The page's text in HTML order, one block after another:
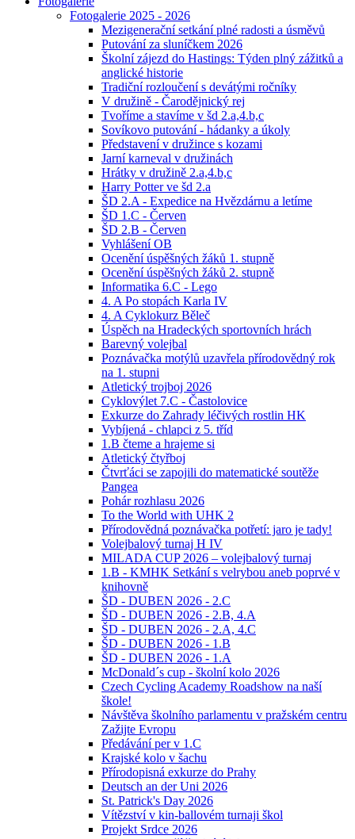
Fotogalerie 2025 - 2026
Mezigenerační setkání plné radosti a úsměvů
Putování za sluníčkem 2026
Školní zájezd do Hastings: Týden plný zážitků a
anglické historie
Tradiční rozloučení s devátými ročníky
V družině - Čarodějnický rej
Tvoříme a stavíme v šd 2.a,4.b,c
Sovíkovo putování - hádanky a úkoly
Představení v družince s kozami
Jarní karneval v družinách
Hrátky v družině 2.a,4.b,c
Harry Potter ve šd 2.a
ŠD 2.A - Expedice na Hvězdárnu a letíme
ŠD 1.C - Červen
ŠD 2.B - Červen
Vyhlášení OB
Ocenění úspěšných žáků 1. stupně
Ocenění úspěšných žáků 2. stupně
Informatika 6.C - Lego
4. A Po stopách Karla IV
4. A Cyklokurz Běleč
Úspěch na Hradeckých sportovních hrách
Barevný volejbal
Poznávačka motýlů uzavřela přírodovědný rok
na 1. stupni
Atletický trojboj 2026
Cyklovýlet 7.C - Častolovice
Exkurze do Zahrady léčivých rostlin HK
Vybíjená - chlapci z 5. tříd
1.B čteme a hrajeme si
Atletický čtyřboj
Čtvrťáci se zapojili do matematické soutěže
Pangea
Pohár rozhlasu 2026
To the World with UHK 2
Přírodovědná poznávačka potřetí: jaro je tady!
Volejbalový turnaj H IV
MILADA CUP 2026 – volejbalový turnaj
1.B - KMHK Setkání s velrybou aneb poprvé v
knihovně
ŠD - DUBEN 2026 - 2.C
ŠD - DUBEN 2026 - 2.B, 4.A
ŠD - DUBEN 2026 - 2.A, 4.C
ŠD - DUBEN 2026 - 1.B
ŠD - DUBEN 2026 - 1.A
McDonald´s cup - školní kolo 2026
Czech Cycling Academy Roadshow na naší
škole!
Návštěva školního parlamentu v pražském centru
Zažijte Evropu
Předávání per v 1.C
Krajské kolo v šachu
Přírodopisná exkurze do Prahy
Deutsch an der Uni 2026
St. Patrick's Day 2026
Vítězství v kin-ballovém turnaji škol
Projekt Srdce 2026